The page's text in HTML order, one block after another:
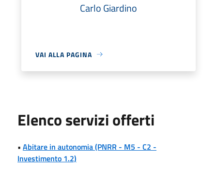
Carlo Giardino
VAI ALLA PAGINA
Elenco servizi offerti
• Abitare in autonomia (PNRR - M5 - C2 -
Investimento 1.2)